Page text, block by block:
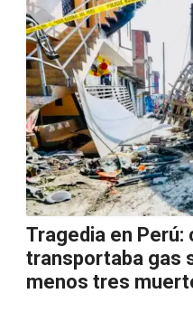
Tragedia en Perú:
transportaba gas
menos tres